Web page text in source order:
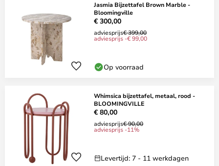
Jasmia Bijzettafel Brown Marble -
Bloomingville
€ 300,00
adviesprijs€ 399,00
adviesprijs -€ 99,00
Op voorraad
Whimsica bijzettafel, metaal, rood -
BLOOMINGVILLE
€ 80,00
adviesprijs€ 90,00
adviesprijs -11%
Levertijd: 7 - 11 werkdagen